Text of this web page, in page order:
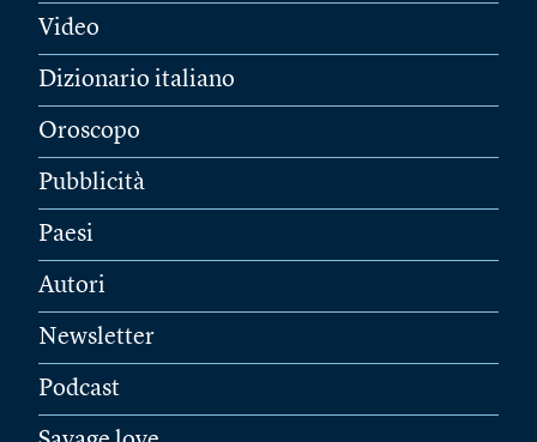
Video
Dizionario italiano
Oroscopo
Pubblicità
Paesi
Autori
Newsletter
Podcast